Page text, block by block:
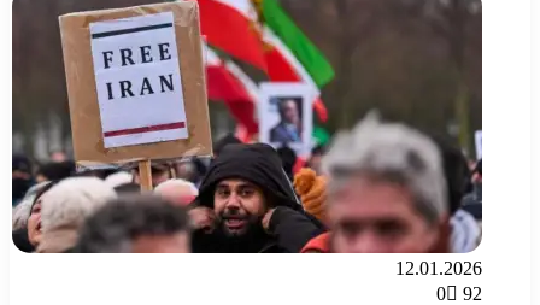
12.01.2026
0
92